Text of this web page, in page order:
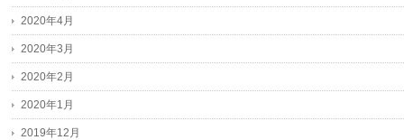
2020年4月
2020年3月
2020年2月
2020年1月
2019年12月